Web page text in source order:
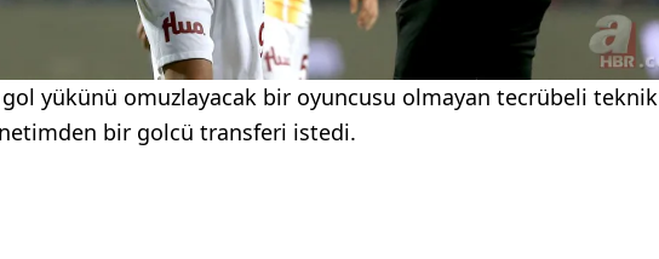
gol yükünü omuzlayacak bir oyuncusu olmayan tecrübeli teknik
bir golcü transferi istedi.